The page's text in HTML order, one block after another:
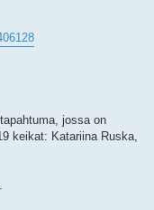
jossa on
keikat: Katariina Ruska,